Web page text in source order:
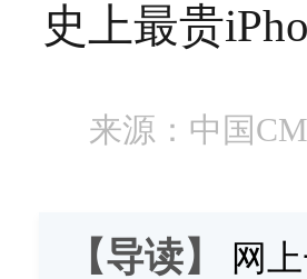
史上最贵
来源：中国
【导读】
网